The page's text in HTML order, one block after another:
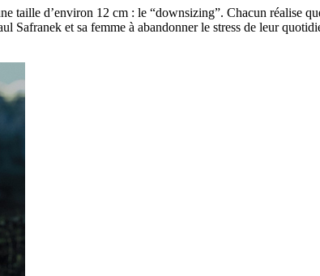
taille d’environ 12 cm : le “downsizing”. Chacun réalise
Safranek et sa femme à abandonner le stress de leur